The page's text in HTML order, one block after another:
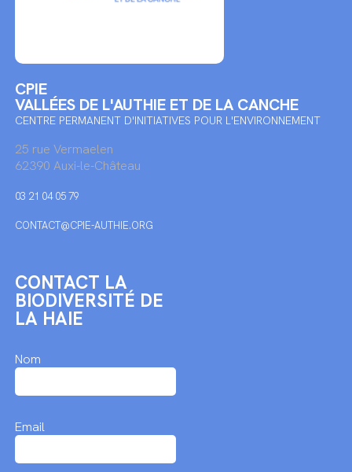
CPIE
VALLÉES DE L'AUTHIE ET DE LA CANCHE
CENTRE PERMANENT D'INITIATIVES POUR L'ENVIRONNEMENT
25 rue Vermaelen
62390 Auxi-le-Château
03 21 04 05 79
CONTACT@CPIE-AUTHIE.ORG
CONTACT LA
BIODIVERSITÉ DE
LA HAIE
Nom
Email